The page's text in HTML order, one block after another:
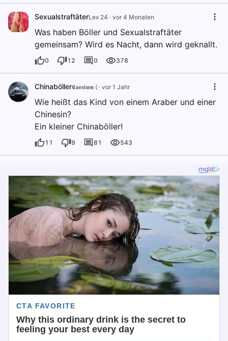
SexualstraftäterLex 24 · vor 4 Monaten
Was haben Böller und Sexualstraftäter
gemeinsam? Wird es Nacht, dann wird geknallt.
0 12 0 378
Chinaböller𝕮𝖆𝖊𝖘𝖎𝖚𝖒 ( · vor 1 Jahr
Wie heißt das Kind von einem Araber und einer
Chinesin?
Ein kleiner Chinaböller!
11 9 81 543